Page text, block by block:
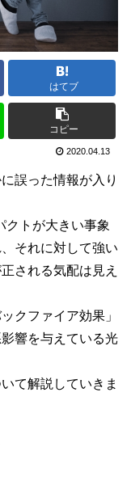
はてブ
コピー
2020.04.13
誤った情報が入り
クトが大きい事象
それに対して強い
される気配は見え
クファイア効果」
響を与えている光
て解説していきま